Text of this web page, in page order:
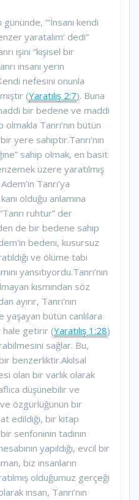
gününde, “‘İnsanı kendi
yaratalım’ dedi”
işini “kişisel bir
insanı yerin
nefesini onunla
(Yaratılış 2:7). Buna
bir bedene ve maddi
Tanrı’nın bütün
yere sahiptir.Tanrı’nın
sahip olmak, en basit
üzere yaratılmış
Tanrı’ya
olduğu anlamına
ruhtur” der
de bir bedene sahip
bedeni, kusursuz
ve ölüme tabi
yansıtıyordu.Tanrı’nın
kısmından söz
ayırır, Tanrı’nın
yaşayan bütün canlılara
hale getirir (Yaratılış 1:28)
sağlar. Bu,
benzerliktir.Akılsal
olan bir varlık olarak
düşünebilir ve
ve özgürlüğünün bir
edildiği, bir kitap
senfoninin tadının
yapıldığı, evcil bir
biz insanların
olduğumuz gerçeği
insan, Tanrı’nın